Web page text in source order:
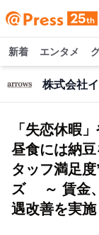
新着 エンタメ
株式会社
「失恋休暇
昼食には納
タッフ満足
ズ ～ 賃金
遇改善を実施